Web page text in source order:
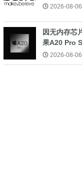
2026-08-06
因无内存芯
果A20 Pro
2026-08-06